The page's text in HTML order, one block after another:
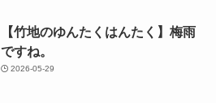
【竹地のゆんたくはんたく】梅雨
ですね。
2026-05-29